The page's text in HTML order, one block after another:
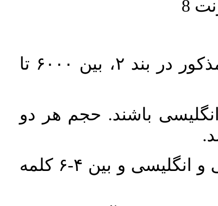
حجم کل مقاله با احتساب تمام بخش‌های مذکور در بند ۲، بین ۶۰۰۰ تا
باشند. حجم هر دو
واژگان کلیدی بلافاصله پس از چکیده فارسی و انگلیسی و بین ۴-۶ کلمه